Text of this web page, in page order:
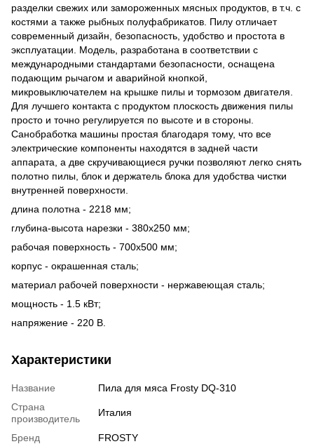
разделки свежих или замороженных мясных продуктов, в т.ч. с
костями а также рыбных полуфабрикатов. Пилу отличает
современный дизайн, безопасность, удобство и простота в
эксплуатации. Модель, разработана в соответствии с
международными стандартами безопасности, оснащена
подающим рычагом и аварийной кнопкой,
микровыключателем на крышке пилы и тормозом двигателя.
Для лучшего контакта с продуктом плоскость движения пилы
просто и точно регулируется по высоте и в стороны.
Санобработка машины простая благодаря тому, что все
электрические компоненты находятся в задней части
аппарата, а две скручивающиеся ручки позволяют легко снять
полотно пилы, блок и держатель блока для удобства чистки
внутренней поверхности.
длина полотна - 2218 мм;
глубина-высота нарезки - 380х250 мм;
рабочая поверхность - 700х500 мм;
корпус - окрашенная сталь;
материал рабочей поверхности - нержавеющая сталь;
мощность - 1.5 кВт;
напряжение - 220 В.
Характеристики
Название
Пила для мяса Frosty DQ-310
Страна
производитель
Италия
Бренд
FROSTY